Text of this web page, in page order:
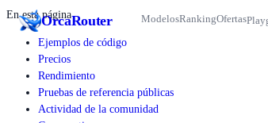
OrcaRouter ModelosRankingOfertas
En esta página
Ejemplos de código
Precios
Rendimiento
Pruebas de referencia públicas
Actividad de la comunidad